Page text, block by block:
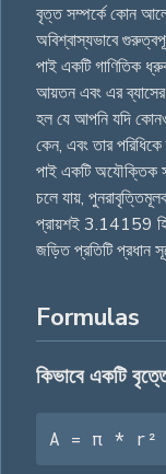
বৃত্ত সম্পর্কে কোন
অবিশ্বাস্যভাবে
পাই একটি গাণিতিক
আয়তন এবং এর
হল যে আপনি যদি
কেন, এবং তার পরিধিকে
পাই একটি অযৌক্তিক
চলে যায়,
প্রায়শই 3.14159
জড়িত প্রতিটি প্রধান
Formulas
কিভাবে একটি
A = π * r²